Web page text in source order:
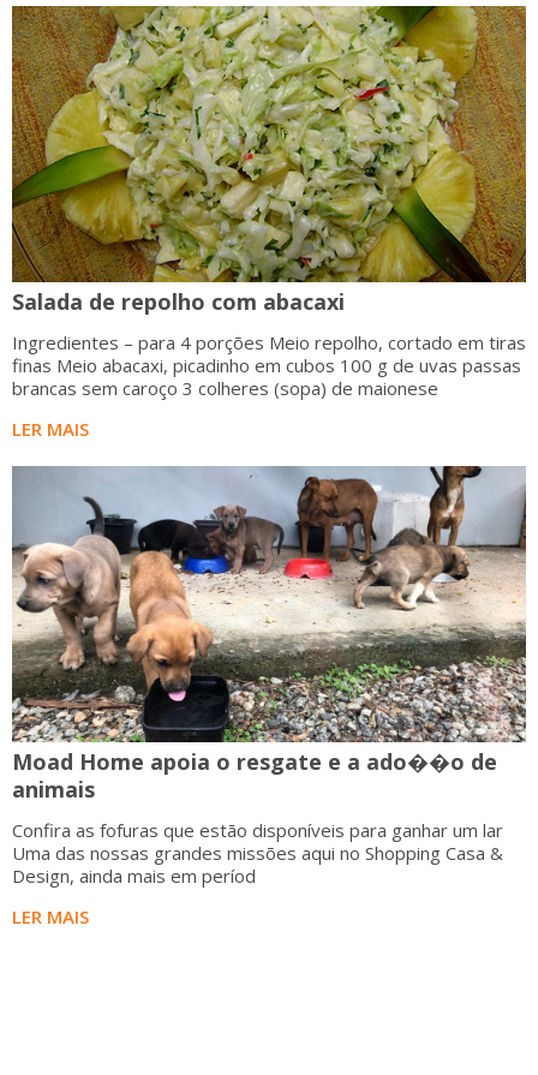
Salada de repolho com abacaxi
Ingredientes – para 4 porções Meio repolho, cortado em tiras
finas Meio abacaxi, picadinho em cubos 100 g de uvas passas
brancas sem caroço 3 colheres (sopa) de maionese
LER MAIS
Moad Home apoia o resgate e a ado��o de
animais
Confira as fofuras que estão disponíveis para ganhar um lar
Uma das nossas grandes missões aqui no Shopping Casa &
Design, ainda mais em períod
LER MAIS